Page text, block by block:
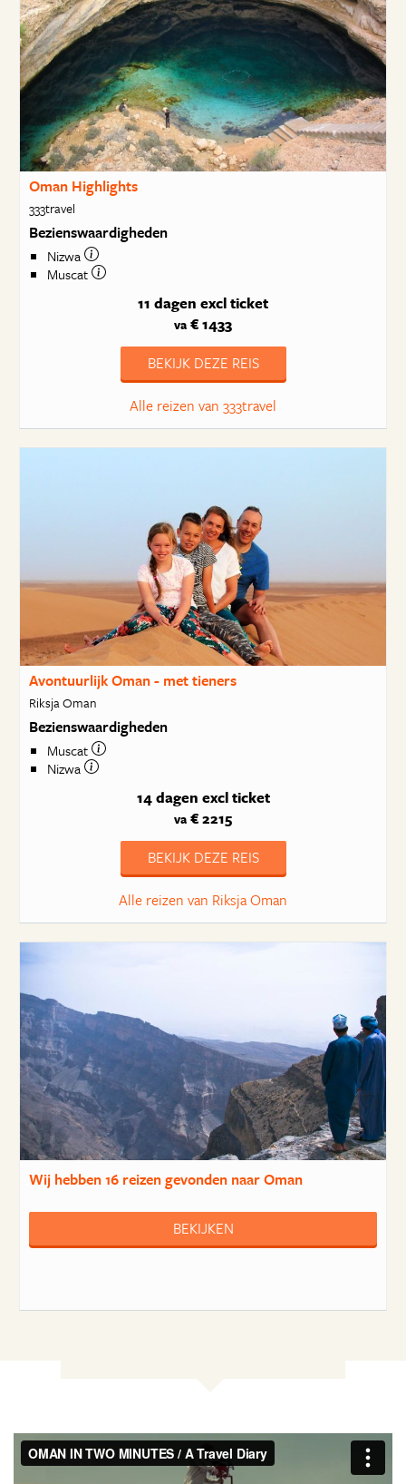
Oman Highlights
333travel
Bezienswaardigheden
Nizwa
Muscat
11 dagen excl ticket
va € 1433
BEKIJK DEZE REIS
Alle reizen van 333travel
Avontuurlijk Oman - met tieners
Riksja Oman
Bezienswaardigheden
Muscat
Nizwa
14 dagen excl ticket
va € 2215
BEKIJK DEZE REIS
Alle reizen van Riksja Oman
Wij hebben16 reizengevonden naar Oman
BEKIJKEN